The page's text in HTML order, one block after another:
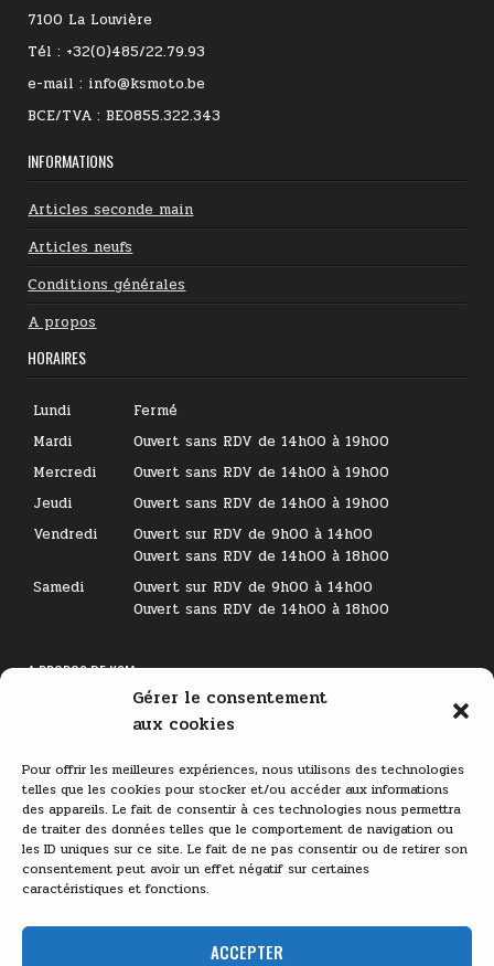
Gérer le consentement
aux cookies
Pour offrir les meilleures expériences, nous utilisons des technologies
telles que les cookies pour stocker et/ou accéder aux informations
des appareils. Le fait de consentir à ces technologies nous permettra
de traiter des données telles que le comportement de navigation ou
les ID uniques sur ce site. Le fait de ne pas consentir ou de retirer son
consentement peut avoir un effet négatif sur certaines
caractéristiques et fonctions.
ACCEPTER
7100 La Louvière
Tél : +32(0)485/22.79.93
e-mail : info@ksmoto.be
BCE/TVA : BE0855.322.343
INFORMATIONS
Articles seconde main
Articles neufs
Conditions générales
A propos
HORAIRES
Lundi
Fermé
Mardi
Ouvert sans RDV de 14h00 à 19h00
Mercredi
Ouvert sans RDV de 14h00 à 19h00
Jeudi
Ouvert sans RDV de 14h00 à 19h00
Vendredi
Ouvert sur RDV de 9h00 à 14h00
Ouvert sans RDV de 14h00 à 18h00
Samedi
Ouvert sur RDV de 9h00 à 14h00
Ouvert sans RDV de 14h00 à 18h00
A PROPOS DE KSM